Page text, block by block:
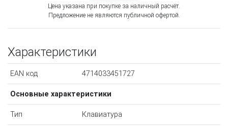
Цена указана при покупке за наличный расчёт.
Предложение не являются публичной офертой.
Характеристики
EAN код 4714033451727
Основные характеристики
Тип Клавиатура